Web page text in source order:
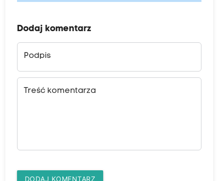
Dodaj komentarz
Podpis
Treść komentarza
DODAJ KOMENTARZ